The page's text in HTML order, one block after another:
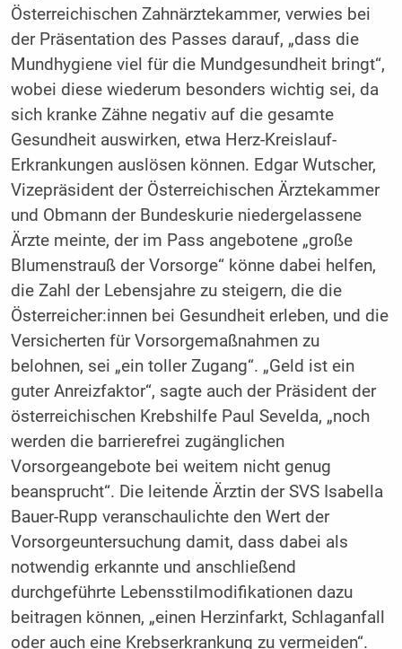
Österreichischen Zahnärztekammer, verwies bei
der Präsentation des Passes darauf, „dass die
Mundhygiene viel für die Mundgesundheit bringt“,
wobei diese wiederum besonders wichtig sei, da
sich kranke Zähne negativ auf die gesamte
Gesundheit auswirken, etwa Herz-Kreislauf-
Erkrankungen auslösen können. Edgar Wutscher,
Vizepräsident der Österreichischen Ärztekammer
und Obmann der Bundeskurie niedergelassene
Ärzte meinte, der im Pass angebotene „große
Blumenstrauß der Vorsorge“ könne dabei helfen,
die Zahl der Lebensjahre zu steigern, die die
Österreicher:innen bei Gesundheit erleben, und die
Versicherten für Vorsorgemaßnahmen zu
belohnen, sei „ein toller Zugang“. „Geld ist ein
guter Anreizfaktor“, sagte auch der Präsident der
österreichischen Krebshilfe Paul Sevelda, „noch
werden die barrierefrei zugänglichen
Vorsorgeangebote bei weitem nicht genug
beansprucht“. Die leitende Ärztin der SVS Isabella
Bauer-Rupp veranschaulichte den Wert der
Vorsorgeuntersuchung damit, dass dabei als
notwendig erkannte und anschließend
durchgeführte Lebensstilmodifikationen dazu
beitragen können, „einen Herzinfarkt, Schlaganfall
oder auch eine Krebserkrankung zu vermeiden“.